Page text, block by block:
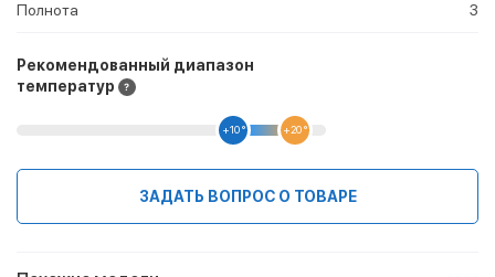
Полнота 3
Рекомендованный диапазон
температур
+10 ° +20 °
ЗАДАТЬ ВОПРОС О ТОВАРЕ